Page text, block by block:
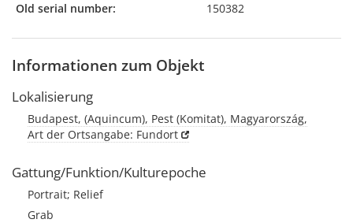
Old serial number:
150382
Informationen zum Objekt
Lokalisierung
Budapest, (Aquincum), Pest (Komitat), Magyarország,
Art der Ortsangabe: Fundort
Gattung/Funktion/Kulturepoche
Portrait; Relief
Grab